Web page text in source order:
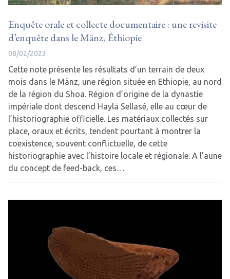
Enquête orale et collecte documentaire : une revisite
d’enquête dans le Mänz, Éthiopie
08/02/2023
Cette note présente les résultats d’un terrain de deux
mois dans le Mänz, une région située en Ethiopie, au nord
de la région du Shoa. Région d’origine de la dynastie
impériale dont descend Haylä Sellasé, elle au cœur de
l’historiographie officielle. Les matériaux collectés sur
place, oraux et écrits, tendent pourtant à montrer la
coexistence, souvent conflictuelle, de cette
historiographie avec l’histoire locale et régionale. A l’aune
du concept de feed-back, ces…